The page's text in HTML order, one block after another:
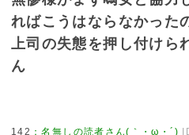
ればこうはならなかった
上司の失態を押し付けら
ん
142 ：名無しの読者さん(｀・ω・´)